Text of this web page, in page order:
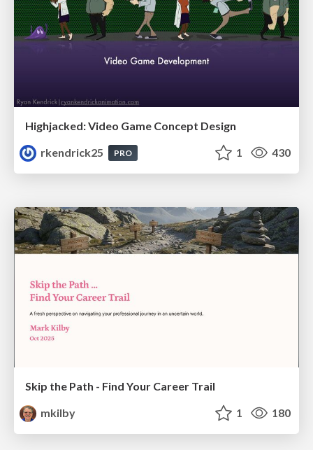
Highjacked: Video Game Concept Design
rkendrick25
PRO 1 430
Skip the Path - Find Your Career Trail
mkilby
1 180